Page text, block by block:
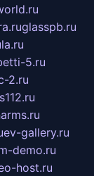
glasspb.ru
5.ru
2.ru
ev-gallery.ru
demo.ru
host.ru